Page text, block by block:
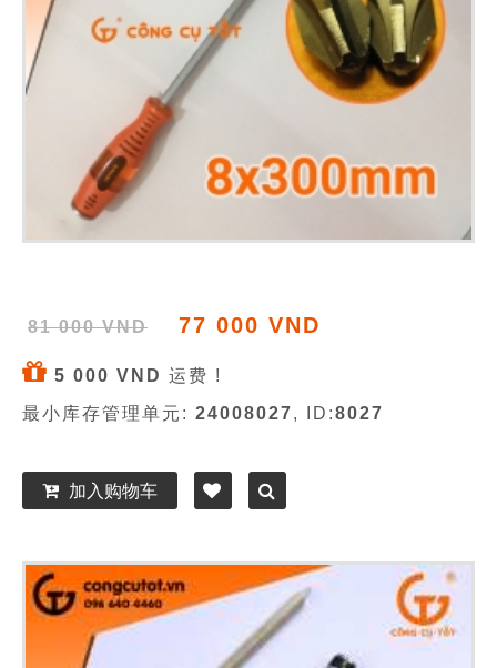
81 000 VND 77 000 VND
5 000 VND 运费 !
最小库存管理单元: 24008027, ID:8027
加入购物车